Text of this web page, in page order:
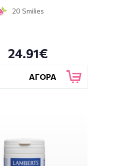
20 Smilies
24.91€
ΑΓΟΡΑ